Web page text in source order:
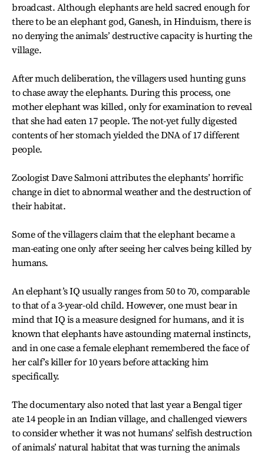
broadcast. Although elephants are held sacred enough for
there to be an elephant god, Ganesh, in Hinduism, there is
no denying the animals’ destructive capacity is hurting the
village.
After much deliberation, the villagers used hunting guns
to chase away the elephants. During this process, one
mother elephant was killed, only for examination to reveal
that she had eaten 17 people. The not-yet fully digested
contents of her stomach yielded the DNA of 17 different
people.
Zoologist Dave Salmoni attributes the elephants’ horrific
change in diet to abnormal weather and the destruction of
their habitat.
Some of the villagers claim that the elephant became a
man-eating one only after seeing her calves being killed by
humans.
An elephant’s IQ usually ranges from 50 to 70, comparable
to that of a 3-year-old child. However, one must bear in
mind that IQ is a measure designed for humans, and it is
known that elephants have astounding maternal instincts,
and in one case a female elephant remembered the face of
her calf’s killer for 10 years before attacking him
specifically.
The documentary also noted that last year a Bengal tiger
ate 14 people in an Indian village, and challenged viewers
to consider whether it was not humans’ selfish destruction
of animals’ natural habitat that was turning the animals